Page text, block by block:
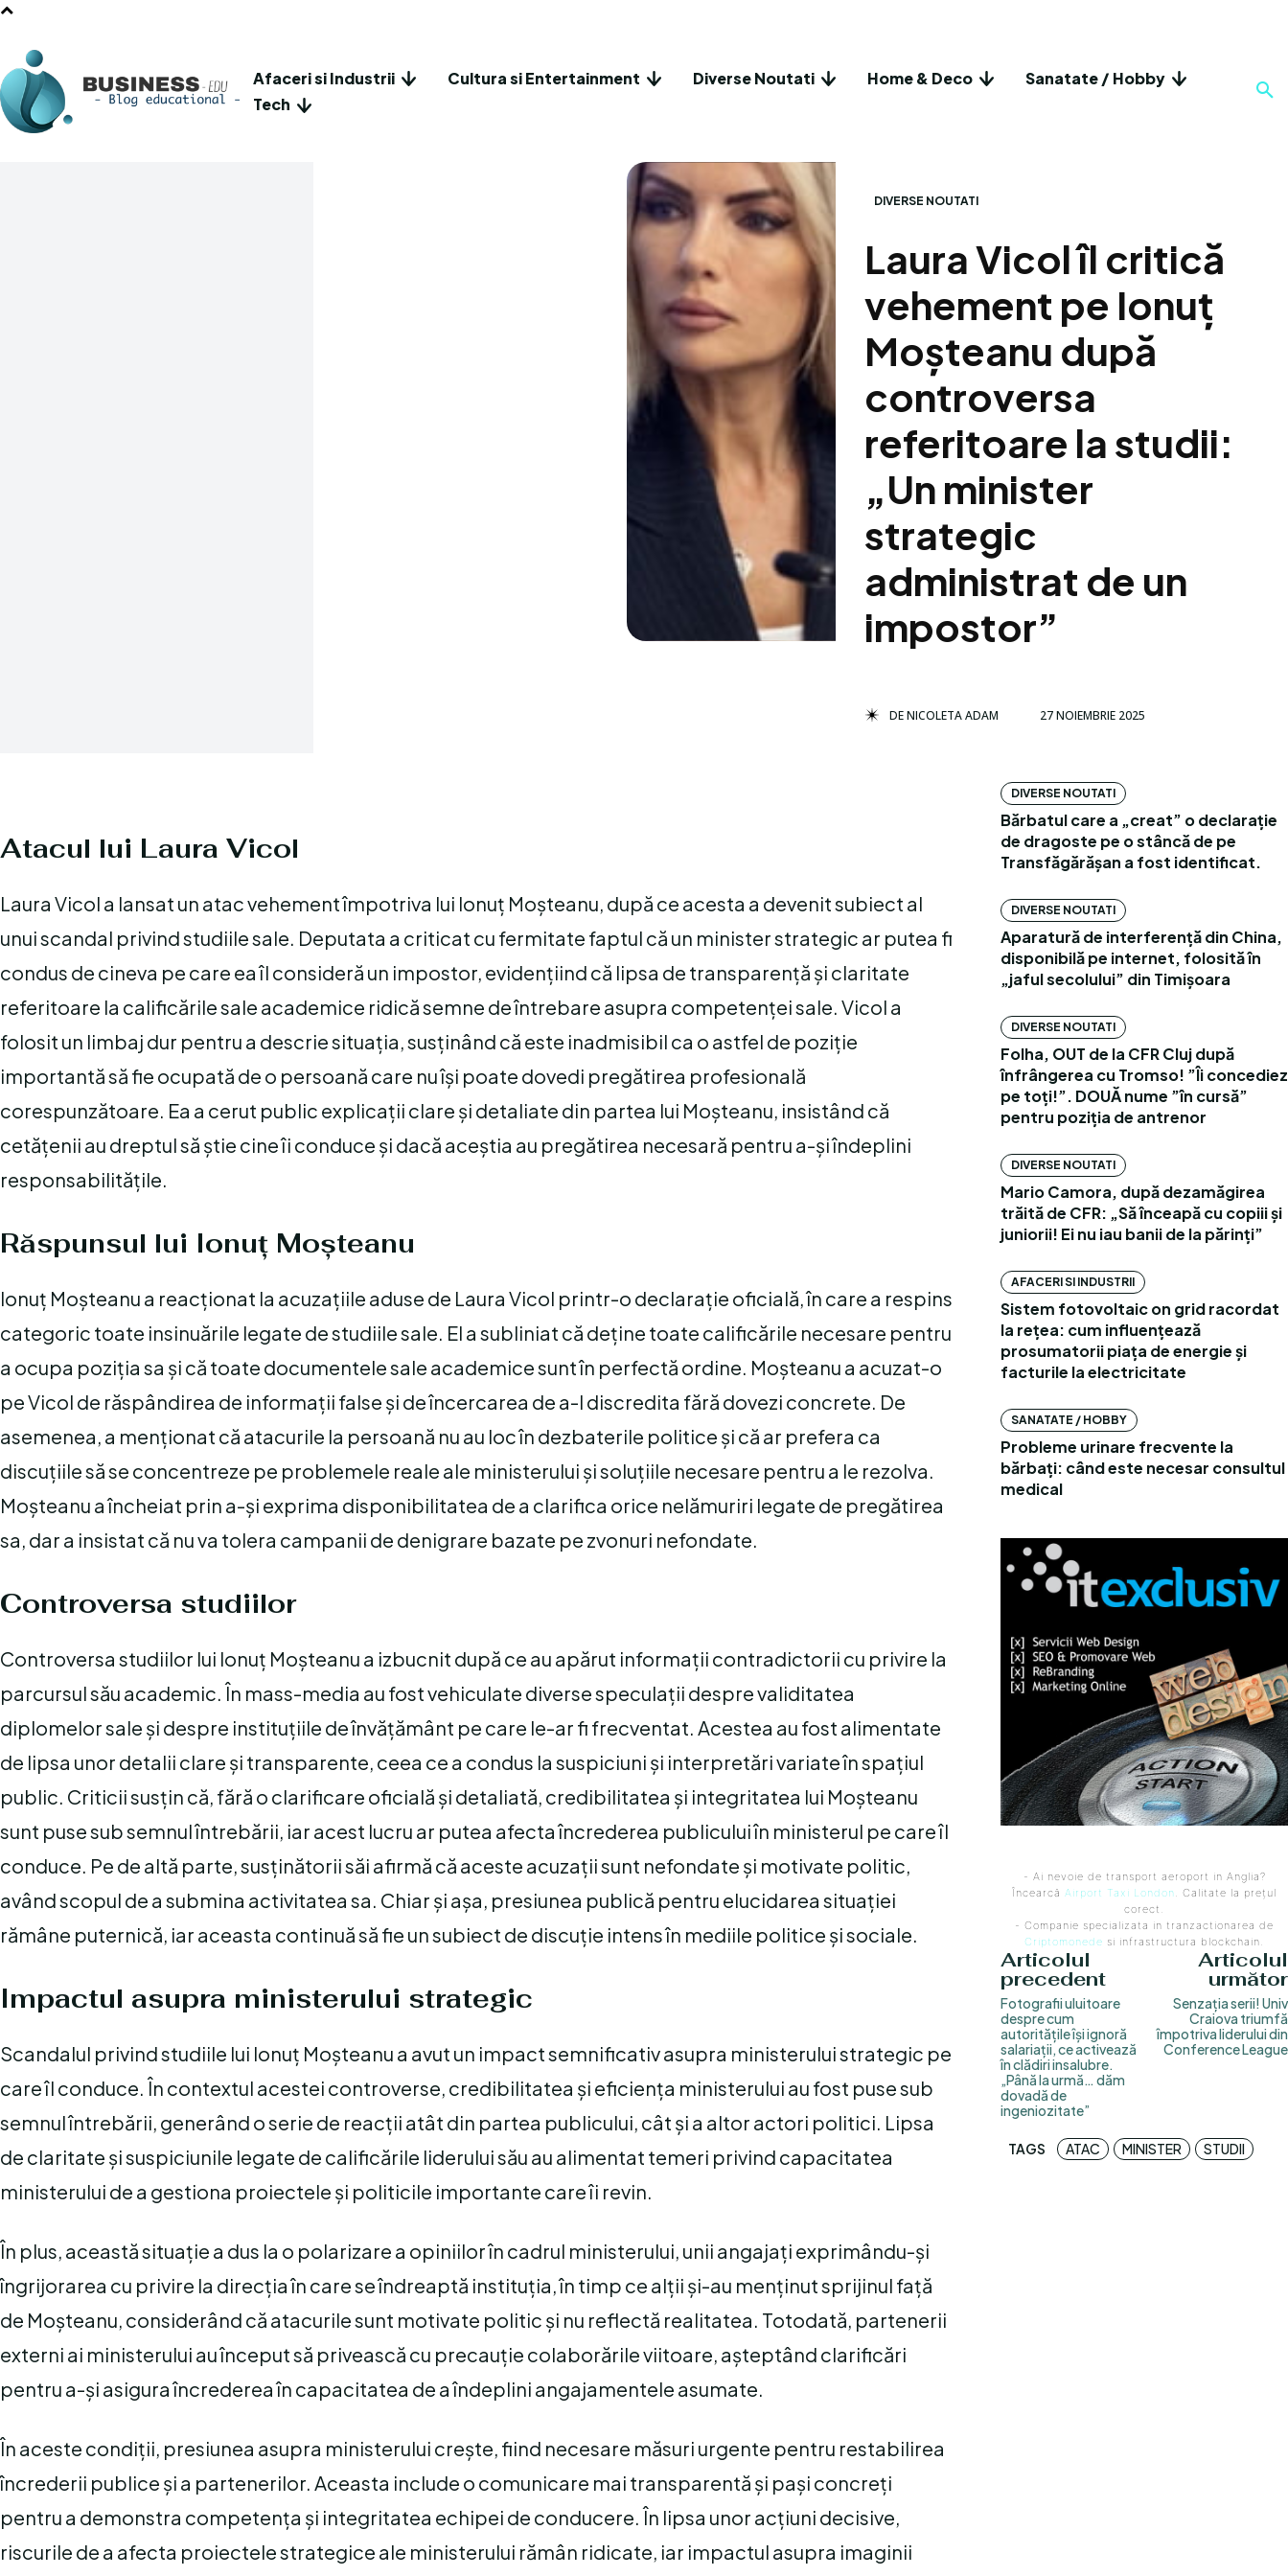
Afaceri si Industrii Cultura si Entertainment Diverse Noutati Home & Deco
Sanatate / Hobby
Tech
DIVERSE NOUTATI
Laura Vicol îl critică
vehement pe Ionuț
Moșteanu după
controversa
referitoare la studii:
„Un minister
strategic
administrat de un
impostor”
DENICOLETA ADAM 27 NOIEMBRIE 2025
Atacul lui Laura Vicol
Laura Vicol a lansat un atac vehement împotriva lui Ionuț Moșteanu, după ce acesta a devenit subiect al
unui scandal privind studiile sale. Deputata a criticat cu fermitate faptul că un minister strategic ar putea fi
condus de cineva pe care ea îl consideră un impostor, evidențiind că lipsa de transparență și claritate
referitoare la calificările sale academice ridică semne de întrebare asupra competenței sale. Vicol a
folosit un limbaj dur pentru a descrie situația, susținând că este inadmisibil ca o astfel de poziție
importantă să fie ocupată de o persoană care nu își poate dovedi pregătirea profesională
corespunzătoare. Ea a cerut public explicații clare și detaliate din partea lui Moșteanu, insistând că
cetățenii au dreptul să știe cine îi conduce și dacă aceștia au pregătirea necesară pentru a-și îndeplini
responsabilitățile.
Răspunsul lui Ionuț Moșteanu
Ionuț Moșteanu a reacționat la acuzațiile aduse de Laura Vicol printr-o declarație oficială, în care a respins
categoric toate insinuările legate de studiile sale. El a subliniat că deține toate calificările necesare pentru
a ocupa poziția sa și că toate documentele sale academice sunt în perfectă ordine. Moșteanu a acuzat-o
pe Vicol de răspândirea de informații false și de încercarea de a-l discredita fără dovezi concrete. De
asemenea, a menționat că atacurile la persoană nu au loc în dezbaterile politice și că ar prefera ca
discuțiile să se concentreze pe problemele reale ale ministerului și soluțiile necesare pentru a le rezolva.
Moșteanu a încheiat prin a-și exprima disponibilitatea de a clarifica orice nelămuriri legate de pregătirea
sa, dar a insistat că nu va tolera campanii de denigrare bazate pe zvonuri nefondate.
Controversa studiilor
Controversa studiilor lui Ionuț Moșteanu a izbucnit după ce au apărut informații contradictorii cu privire la
parcursul său academic. În mass-media au fost vehiculate diverse speculații despre validitatea
diplomelor sale și despre instituțiile de învățământ pe care le-ar fi frecventat. Acestea au fost alimentate
de lipsa unor detalii clare și transparente, ceea ce a condus la suspiciuni și interpretări variate în spațiul
public. Criticii susțin că, fără o clarificare oficială și detaliată, credibilitatea și integritatea lui Moșteanu
sunt puse sub semnul întrebării, iar acest lucru ar putea afecta încrederea publicului în ministerul pe care îl
conduce. Pe de altă parte, susținătorii săi afirmă că aceste acuzații sunt nefondate și motivate politic,
având scopul de a submina activitatea sa. Chiar și așa, presiunea publică pentru elucidarea situației
rămâne puternică, iar aceasta continuă să fie un subiect de discuție intens în mediile politice și sociale.
Impactul asupra ministerului strategic
Scandalul privind studiile lui Ionuț Moșteanu a avut un impact semnificativ asupra ministerului strategic pe
care îl conduce. În contextul acestei controverse, credibilitatea și eficiența ministerului au fost puse sub
semnul întrebării, generând o serie de reacții atât din partea publicului, cât și a altor actori politici. Lipsa
de claritate și suspiciunile legate de calificările liderului său au alimentat temeri privind capacitatea
ministerului de a gestiona proiectele și politicile importante care îi revin.
În plus, această situație a dus la o polarizare a opiniilor în cadrul ministerului, unii angajați exprimându-și
îngrijorarea cu privire la direcția în care se îndreaptă instituția, în timp ce alții și-au menținut sprijinul față
de Moșteanu, considerând că atacurile sunt motivate politic și nu reflectă realitatea. Totodată, partenerii
externi ai ministerului au început să privească cu precauție colaborările viitoare, așteptând clarificări
pentru a-și asigura încrederea în capacitatea de a îndeplini angajamentele asumate.
În aceste condiții, presiunea asupra ministerului crește, fiind necesare măsuri urgente pentru restabilirea
încrederii publice și a partenerilor. Aceasta include o comunicare mai transparentă și pași concreți
pentru a demonstra competența și integritatea echipei de conducere. În lipsa unor acțiuni decisive,
riscurile de a afecta proiectele strategice ale ministerului rămân ridicate, iar impactul asupra imaginii
DIVERSE NOUTATI
Bărbatul care a „creat” o declarație
de dragoste pe o stâncă de pe
Transfăgărășan a fost identificat.
DIVERSE NOUTATI
Aparatură de interferență din China,
disponibilă pe internet, folosită în
„jaful secolului” din Timișoara
DIVERSE NOUTATI
Folha, OUT de la CFR Cluj după
înfrângerea cu Tromso! ”Îi concediez
pe toți!”. DOUĂ nume ”în cursă”
pentru poziția de antrenor
DIVERSE NOUTATI
Mario Camora, după dezamăgirea
trăită de CFR: „Să înceapă cu copiii și
juniorii! Ei nu iau banii de la părinți”
AFACERI SI INDUSTRII
Sistem fotovoltaic on grid racordat
la rețea: cum influențează
prosumatorii piața de energie și
facturile la electricitate
SANATATE / HOBBY
Probleme urinare frecvente la
bărbați: când este necesar consultul
medical
- Ai nevoie de transport aeroport in Anglia?
Încearcă Airport Taxi London. Calitate la prețul
corect.
- Companie specializata in tranzactionarea de
Criptomonede si infrastructura blockchain.
Articolul
precedent
Fotografii uluitoare
despre cum
autoritățile își ignoră
salariații, ce activează
în clădiri insalubre.
„Până la urmă… dăm
dovadă de
ingeniozitate”
Articolul
următor
Senzația serii! Univ
Craiova triumfă
împotriva liderului din
Conference League
TAGS ATAC MINISTER STUDII